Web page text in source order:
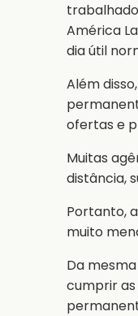
América
dia útil
Além
ofertas e
Muitas
distância,
Portanto,
muito
Da
cumprir